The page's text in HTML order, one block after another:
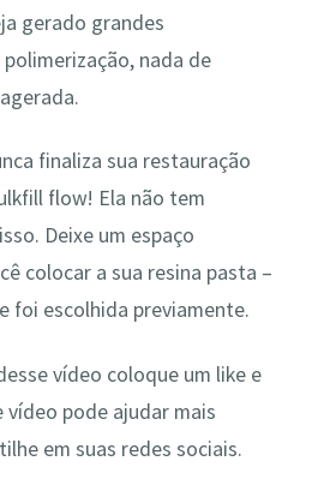
gerado grandes
nada de
finaliza sua restauração
flow! Ela não tem
Deixe um espaço
colocar a sua resina pasta –
foi escolhida previamente.
vídeo coloque um like e
vídeo pode ajudar mais
em suas redes sociais.